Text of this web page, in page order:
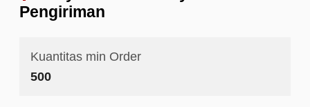
Pengiriman
Kuantitas min Order
500